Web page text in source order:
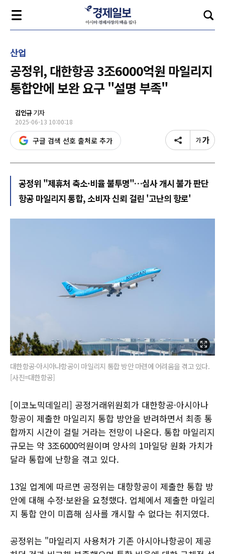
산업
공정위, 대한항공 3조6000억원 마일리지
통합안에 보완 요구 "설명 부족"
김인규기자
2025-06-13 10:00:18
구글 검색 선호 출처로 추가
공정위 "제휴처 축소·비율 불투명"…심사 개시 불가 판단
항공 마일리지 통합, 소비자 신뢰 걸린 '고난의 항로'
대한항공·아시아나항공이 마일리지 통합 방안 마련에 어려움을 겪고 있다.
[사진=대한항공]
[이코노믹데일리] 공정거래위원회가 대한항공·아시아나
항공이 제출한 마일리지 통합 방안을 반려하면서 최종 통
합까지 시간이 걸릴 거라는 전망이 나온다. 통합 마일리지
규모는 약 3조6000억원이며 양사의 1마일당 원화 가치가
달라 통합에 난항을 겪고 있다.
13일 업계에 따르면 공정위는 대항항공이 제출한 통합 방
안에 대해 수정·보완을 요청했다. 업체에서 제출한 마일리
지 통합 안이 미흡해 심사를 개시할 수 없다는 취지였다.
공정위는 "마일리지 사용처가 기존 아시아나항공이 제공